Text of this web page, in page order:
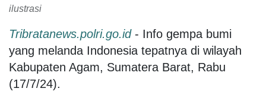
ilustrasi
Tribratanews.polri.go.id- Info gempa bumi
yang melanda Indonesia tepatnya di wilayah
Kabupaten Agam, Sumatera Barat, Rabu
(17/7/24).